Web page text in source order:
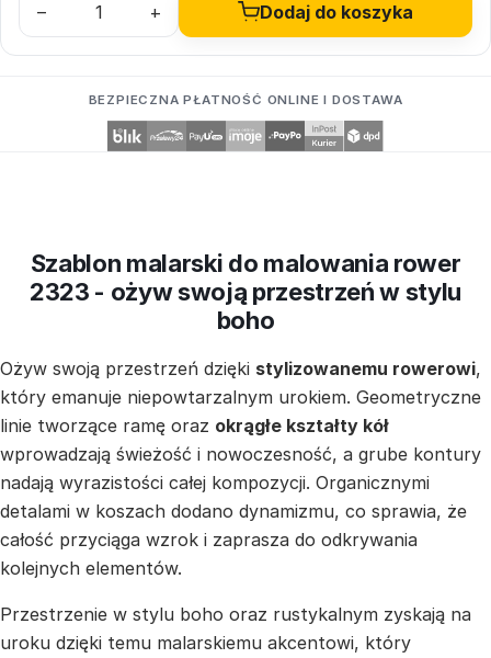
– + Dodaj do koszyka
BEZPIECZNA PŁATNOŚĆ ONLINE I DOSTAWA
Szablon malarski do malowania rower
2323 - ożyw swoją przestrzeń w stylu
boho
Ożyw swoją przestrzeń dzięki stylizowanemu rowerowi,
który emanuje niepowtarzalnym urokiem. Geometryczne
linie tworzące ramę oraz okrągłe kształty kół
wprowadzają świeżość i nowoczesność, a grube kontury
nadają wyrazistości całej kompozycji. Organicznymi
detalami w koszach dodano dynamizmu, co sprawia, że
całość przyciąga wzrok i zaprasza do odkrywania
kolejnych elementów.
Przestrzenie w stylu boho oraz rustykalnym zyskają na
uroku dzięki temu malarskiemu akcentowi, który